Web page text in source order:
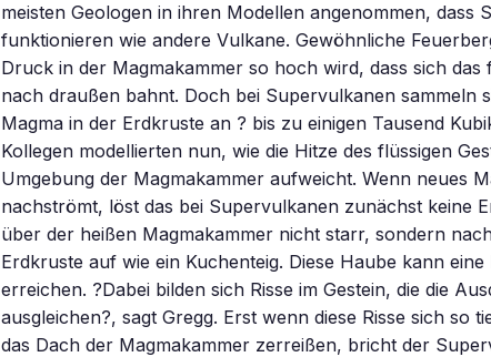
meisten Geologen in ihren Modellen angenommen, dass
funktionieren wie andere Vulkane. Gewöhnliche
Druck in der Magmakammer so hoch wird, dass sich das
nach draußen bahnt. Doch bei Supervulkanen sammeln
Magma in der Erdkruste an ? bis zu einigen Tausend
Kollegen modellierten nun, wie die Hitze des flüssigen
Umgebung der Magmakammer aufweicht. Wenn neues
nachströmt, löst das bei Supervulkanen zunächst keine
über der heißen Magmakammer nicht starr, sondern
Erdkruste auf wie ein Kuchenteig. Diese Haube kann
erreichen. ?Dabei bilden sich Risse im Gestein, die die
ausgleichen?, sagt Gregg. Erst wenn diese Risse sich so
das Dach der Magmakammer zerreißen, bricht der